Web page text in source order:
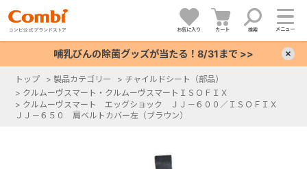
お気に入り カート 検索 メニュー
哺乳びんの除菌グッズが当たる！8/31まで >>
トップ > 製品カテゴリー > チャイルドシート（部品）
> クルムーヴスマート・クルムーヴスマートＩＳＯＦＩＸ
> クルムーヴスマート エッグショック ＪＪ－６００／ＩＳＯＦＩＸ
ＪＪ－６５０ 肩ベルトカバー左（ブラウン）